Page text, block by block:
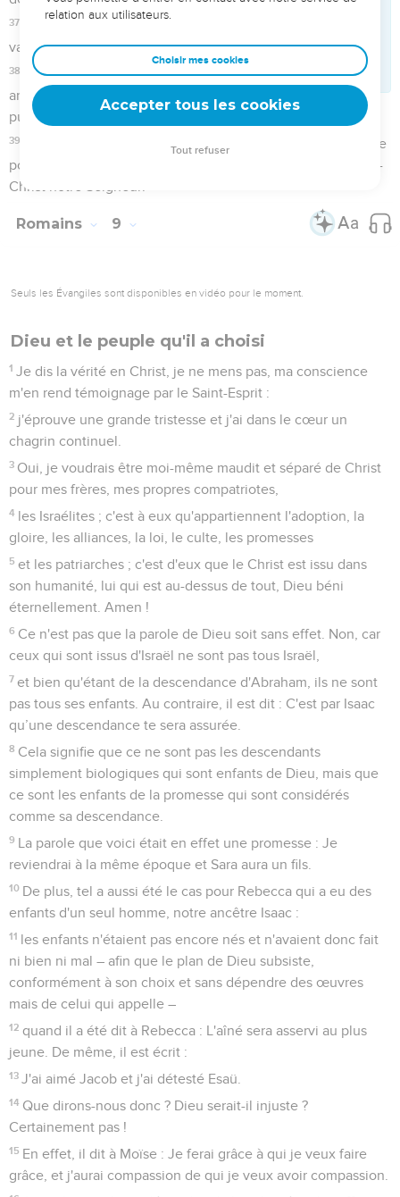
Mais voici comment parle la justice qui vient de la foi : « Ne
dis pas dans ton cœur : ‘Qui montera au ciel ?’ce serait en
faire descendre Christ ;
7 ou : ‘Qui descendra dans l'abîme ?’ce serait faire remonter
Christ de chez les morts. »
8 Que dit-elle donc ? La parole est tout près de toi, dans ta
bouche et dans ton cœur. Or cette parole est celle de la foi,
que nous prêchons.
9 Si tu reconnais publiquement de ta bouche que Jésus est
le Seigneur et si tu crois dans ton cœur que Dieu l'a
Celui qui croit en lui ne sera pas couvert de honte.
puisqu'ils ont tous le même Seigneur, qui se montre
généreux pour tous ceux qui font appel à lui.
13 En effet, toute personne qui fera appel au nom du
Seigneur sera sauvée.
14 Mais comment donc feront-ils appel à celui en qui ils n'ont
pas cru ? Et comment croiront-ils en celui dont ils n'ont pas
entendu parler ? Et comment entendront-ils parler de lui, si
personne ne l'annonce ?
15 Et comment l'annoncera-t-on, si personne n'est envoyé ?
Comme il est écrit : Qu'ils sont beaux les pieds [de ceux qui
annoncent la paix, ] de ceux qui annoncent de bonnes
nouvelles !
16 Mais tous n'ont pas obéi à la bonne nouvelle. En effet,
Esaïe dit : Seigneur, qui a cru à notre prédication ?
17 Ainsi la foi vient de ce qu'on entend et ce qu'on entend
vient de la parole de Dieu.
18 Je demande alors : « N'auraient-ils pas entendu ? » Au
contraire ! Leur voix est allée par toute la terre, et leurs
discours jusqu'aux extrémités du monde.
19 Je demande encore : « Israël n'aurait-il pas compris ? »
Moïse, le premier, dit : Je provoquerai votre jalousie par ceux
qui ne sont pas une nation, je provoquerai votre irritation par
une nation sans intelligence.
20 Quant à Esaïe, il pousse la hardiesse jusqu'à déclarer : Je
me suis laissé trouver par ceux qui ne me cherchaient pas, je
me suis révélé à ceux qui ne me demandaient rien.
21 Mais au sujet d'Israël il dit : A longueur de journée, j’ai
tendu mes mains vers un peuple désobéissant et rebelle.
Romains 11
Seuls les Évangiles sont disponibles en vidéo pour le moment.
Dieu n'a pas rejeté Israël